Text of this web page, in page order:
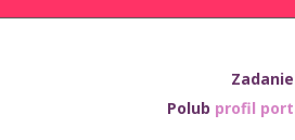
Polub profil